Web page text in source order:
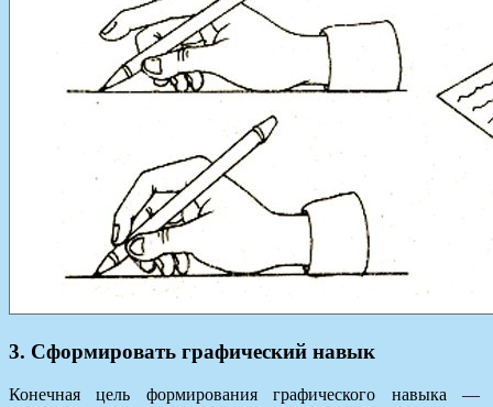
3. Сформировать графический навык
Конечная цель формирования графического навыка —